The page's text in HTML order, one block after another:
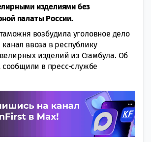
изделиями без
палаты России.
возбудила уголовное дело
ввоза в республику
изделий из Стамбула. Об
сообщили в пресс-службе